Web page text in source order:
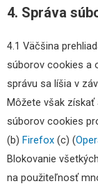
4. Správa
4.1 Väčšina
súborov cookies a
správu sa líšia v
Môžete však
súborov cookies
(b) Firefox (c) (
Blokovanie
na použiteľnosť